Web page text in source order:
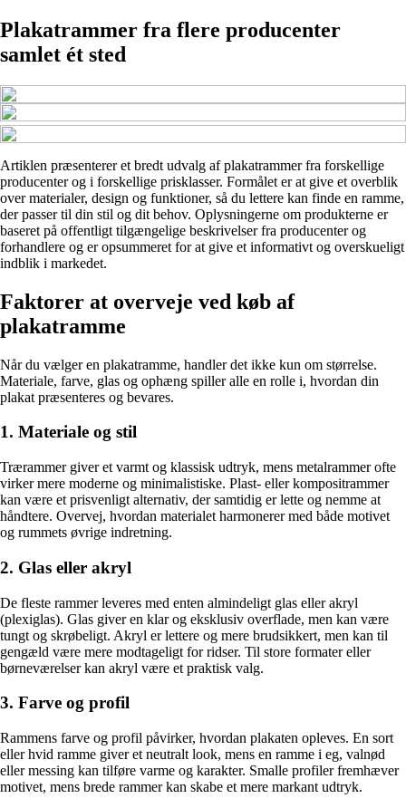
Plakatrammer fra flere producenter
samlet ét sted
Artiklen præsenterer et bredt udvalg af plakatrammer fra forskellige
producenter og i forskellige prisklasser. Formålet er at give et overblik
over materialer, design og funktioner, så du lettere kan finde en ramme,
der passer til din stil og dit behov. Oplysningerne om produkterne er
baseret på offentligt tilgængelige beskrivelser fra producenter og
forhandlere og er opsummeret for at give et informativt og overskueligt
indblik i markedet.
Faktorer at overveje ved køb af
plakatramme
Når du vælger en plakatramme, handler det ikke kun om størrelse.
Materiale, farve, glas og ophæng spiller alle en rolle i, hvordan din
plakat præsenteres og bevares.
1. Materiale og stil
Trærammer giver et varmt og klassisk udtryk, mens metalrammer ofte
virker mere moderne og minimalistiske. Plast- eller kompositrammer
kan være et prisvenligt alternativ, der samtidig er lette og nemme at
håndtere. Overvej, hvordan materialet harmonerer med både motivet
og rummets øvrige indretning.
2. Glas eller akryl
De fleste rammer leveres med enten almindeligt glas eller akryl
(plexiglas). Glas giver en klar og eksklusiv overflade, men kan være
tungt og skrøbeligt. Akryl er lettere og mere brudsikkert, men kan til
gengæld være mere modtageligt for ridser. Til store formater eller
børneværelser kan akryl være et praktisk valg.
3. Farve og profil
Rammens farve og profil påvirker, hvordan plakaten opleves. En sort
eller hvid ramme giver et neutralt look, mens en ramme i eg, valnød
eller messing kan tilføre varme og karakter. Smalle profiler fremhæver
motivet, mens brede rammer kan skabe et mere markant udtryk.